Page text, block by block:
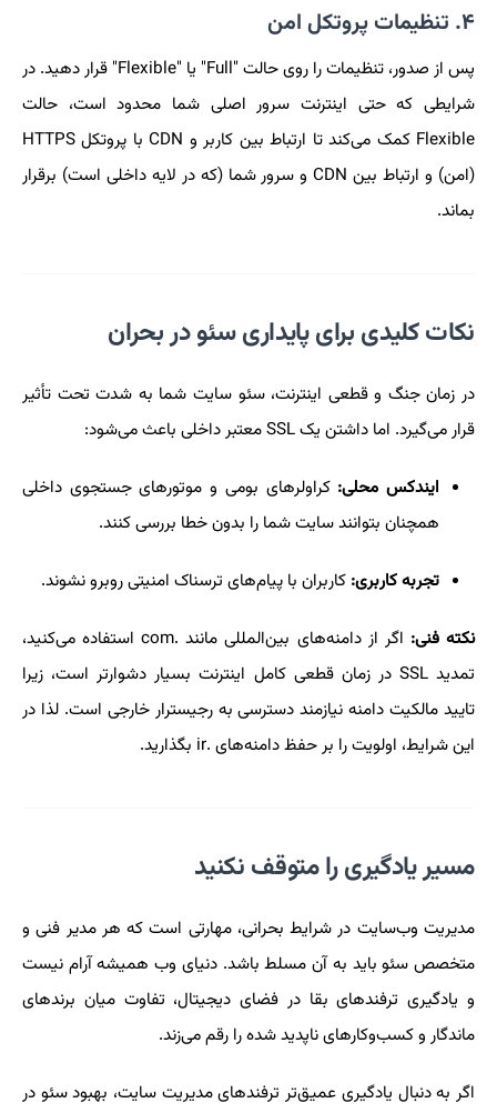
۴. تنظیمات پروتکل امن
پس از صدور، تنظیمات را روی حالت "Full" یا "Flexible" قرار دهید. در
شرایطی که حتی اینترنت سرور اصلی شما محدود است، حالت
Flexible کمک می‌کند تا ارتباط بین کاربر و CDN با پروتکل HTTPS
(امن) و ارتباط بین CDN و سرور شما (که در لایه داخلی است) برقرار
بماند.
نکات کلیدی برای پایداری سئو در بحران
در زمان جنگ و قطعی اینترنت، سئو سایت شما به شدت تحت تأثیر
قرار می‌گیرد. اما داشتن یک SSL معتبر داخلی باعث می‌شود:
ایندکس محلی: کراولرهای بومی و موتورهای جستجوی داخلی
همچنان بتوانند سایت شما را بدون خطا بررسی کنند.
تجربه کاربری: کاربران با پیام‌های ترسناک امنیتی روبرو نشوند.
نکته فنی:
اگر از دامنه‌های بین‌المللی مانند .com استفاده می‌کنید،
تمدید SSL در زمان قطعی کامل اینترنت بسیار دشوارتر است، زیرا
تایید مالکیت دامنه نیازمند دسترسی به رجیسترار خارجی است. لذا در
این شرایط، اولویت را بر حفظ دامنه‌های .ir بگذارید.
مسیر یادگیری را متوقف نکنید
مدیریت وب‌سایت در شرایط بحرانی، مهارتی است که هر مدیر فنی و
متخصص سئو باید به آن مسلط باشد. دنیای وب همیشه آرام نیست
و یادگیری ترفندهای بقا در فضای دیجیتال، تفاوت میان برندهای
ماندگار و کسب‌وکارهای ناپدید شده را رقم می‌زند.
اگر به دنبال یادگیری عمیق‌تر ترفندهای مدیریت سایت، بهبود سئو در